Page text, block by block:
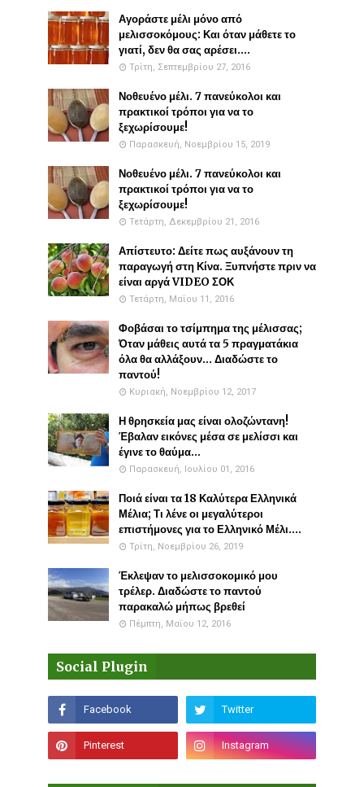
Αγοράστε μέλι μόνο από
μελισσοκόμους: Και όταν μάθετε το
γιατί, δεν θα σας αρέσει....
Τρίτη, Σεπτεμβρίου 27, 2016
Νοθευένο μέλι. 7 πανεύκολοι και
πρακτικοί τρόποι για να το
ξεχωρίσουμε!
Παρασκευή, Νοεμβρίου 15, 2019
Νοθευένο μέλι. 7 πανεύκολοι και
πρακτικοί τρόποι για να το
ξεχωρίσουμε!
Τετάρτη, Δεκεμβρίου 21, 2016
Απίστευτο: Δείτε πως αυξάνουν τη
παραγωγή στη Κίνα. Ξυπνήστε πριν να
είναι αργά VIDEO ΣΟΚ
Τετάρτη, Μαΐου 11, 2016
Φοβάσαι το τσίμπημα της μέλισσας;
Όταν μάθεις αυτά τα 5 πραγματάκια
όλα θα αλλάξουν... Διαδώστε το
παντού!
Κυριακή, Νοεμβρίου 12, 2017
Η θρησκεία μας είναι ολοζώντανη!
Έβαλαν εικόνες μέσα σε μελίσσι και
έγινε το θαύμα...
Παρασκευή, Ιουλίου 01, 2016
Ποιά είναι τα 18 Καλύτερα Ελληνικά
Μέλια; Τι λένε οι μεγαλύτεροι
επιστήμονες για το Ελληνικό Μέλι....
Τρίτη, Νοεμβρίου 26, 2019
Έκλεψαν το μελισσοκομικό μου
τρέλερ. Διαδώστε το παντού
παρακαλώ μήπως βρεθεί
Πέμπτη, Μαΐου 12, 2016
Social Plugin